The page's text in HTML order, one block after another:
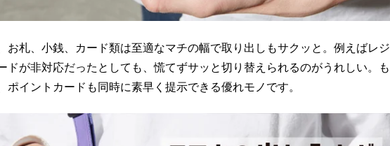
お札、小銭、カード類は至適なマチの幅で取り出しもサクッと。例えばレジ
ドが非対応だったとしても、慌てずサッと切り替えられるのがうれしい。も
ポイントカードも同時に素早く提示できる優れモノです。